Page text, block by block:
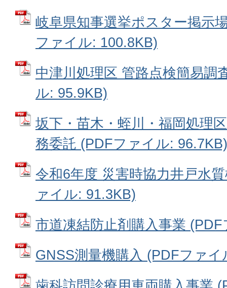
岐阜県知事選挙ポスター掲示
ファイル: 100.8KB)
中津川処理区 管路点検簡易調
ル: 95.9KB)
坂下・苗木・蛭川・福岡処理
務委託 (PDFファイル: 96.7KB)
令和6年度 災害時協力井戸水
ァイル: 91.3KB)
市道凍結防止剤購入事業
GNSS測量機購入 (PDFファイ